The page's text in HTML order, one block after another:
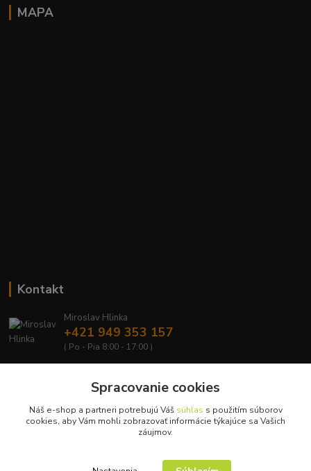
MAPA
Kontakt
Miroslav Hlinka
+421 949 353 157
( Po - Pia 8:00 - 17:00 )
Spracovanie cookies
Náš e-shop a partneri potrebujú Váš súhlas s použitím súborov
cookies, aby Vám mohli zobrazovať informácie týkajúce sa Vašich
záujmov.